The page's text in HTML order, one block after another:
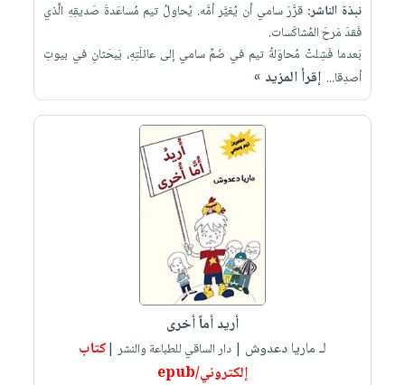
نبذة الناشر: قرَّرَ سامي أن يُغيَّر أمَّه. يُحاولُ تيم مُساعَدةَ صَديقِهِ الَّذي
فَقدَ مَرحَ المُشاكَسات.
بَعدما فَشِلتْ مُحاوَلةُ تيم في ضَمِّ سامي إلى عائلَتِهِ، يَبحَثانِ في بيوتِ
أصدِقا... إقرأ المزيد »
أريد أماً أخرى
لـ ماريا دعدوش | دار الساقي للطباعة والنشر |كتاب
إلكتروني/epub